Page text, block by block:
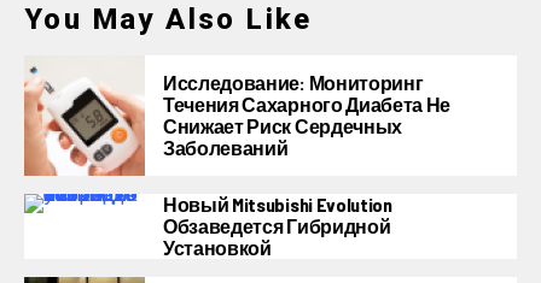
You May Also Like
Исследование: Мониторинг
Течения Сахарного Диабета Не
Снижает Риск Сердечных
Заболеваний
Новый Mitsubishi Evolution
Обзаведется Гибридной
Установкой